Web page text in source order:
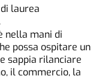
laurea
nella mani di
possa ospitare un
sappia rilanciare
il commercio, la